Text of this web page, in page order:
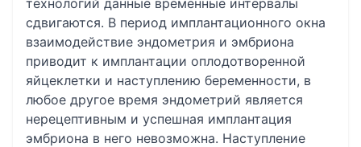
технологий данные временные интервалы
сдвигаются. В период имплантационного окна
взаимодействие эндометрия и эмбриона
приводит к имплантации оплодотворенной
яйцеклетки и наступлению беременности, в
любое другое время эндометрий является
нерецептивным и успешная имплантация
эмбриона в него невозможна. Наступление